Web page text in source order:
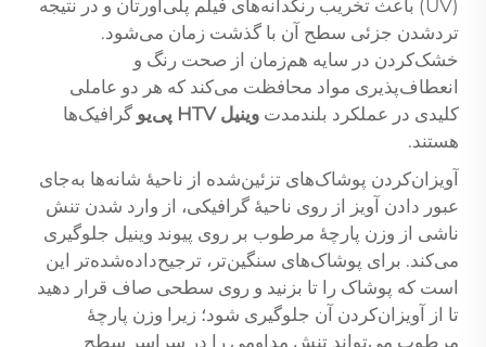
(UV) باعث تخریب رنگدانه‌های فیلم پلی‌اورتان و در نتیجه
تردشدن جزئی سطح آن با گذشت زمان می‌شود.
خشک‌کردن در سایه هم‌زمان از صحت رنگ و
انعطاف‌پذیری مواد محافظت می‌کند که هر دو عاملی
کلیدی در عملکرد بلندمدت وینیل HTV پی‌یو
گرافیک‌ها
هستند.
آویزان‌کردن پوشاک‌های تزئین‌شده از ناحیهٔ شانه‌ها به‌جای
عبور دادن آویز از روی ناحیهٔ گرافیکی، از وارد شدن تنش
ناشی از وزن پارچهٔ مرطوب بر روی پیوند وینیل جلوگیری
می‌کند. برای پوشاک‌های سنگین‌تر، ترجیح‌داده‌شده‌تر این
است که پوشاک را تا بزنید و روی سطحی صاف قرار دهید
تا از آویزان‌کردن آن جلوگیری شود؛ زیرا وزن پارچهٔ
مرطوب می‌تواند تنش مداومی را در سراسر سطح